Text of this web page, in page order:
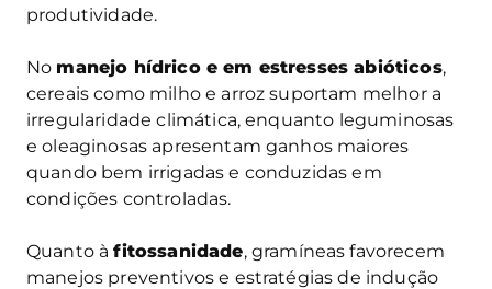
produtividade.
No manejo hídrico e em estresses abióticos,
cereais como milho e arroz suportam melhor a
irregularidade climática, enquanto leguminosas
e oleaginosas apresentam ganhos maiores
quando bem irrigadas e conduzidas em
condições controladas.
Quanto àfitossanidade, gramíneas favorecem
manejos preventivos e estratégias de indução